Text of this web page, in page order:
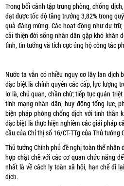
Trong bối cảnh tập trung phòng, chống
đạt được tốc độ tăng trưởng 3,82% trong
quả đáng mừng. Các hoạt động như dự
cải thiện đời sống nhân dân gặp khó khăn
tình, tin tưởng và tích cực ủng hộ công tác
Nước ta vẫn có nhiều nguy cơ lây lan dịch
đặc biệt là chính quyền các cấp, lực lượng
lơ là, chủ quan, chần chừ; tiếp tục quán
tính mạng nhân dân, huy động tổng lực,
biện pháp phòng chống dịch với tinh thần
đặc biệt là thực hiện nghiêm các giải pháp
cầu của Chỉ thị số 16/CT-TTg của Thủ tướng
Thủ tướng Chính phủ đề nghị toàn thể
hợp chặt chẽ với các cơ quan chức năng
nhất là về cách ly toàn xã hội, hạn chế đi
dịch.